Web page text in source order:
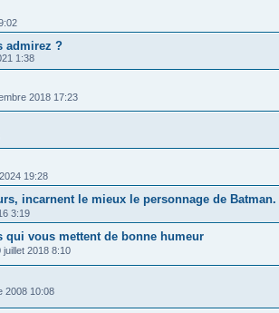
admirez ?
1:38
2018 17:23
19:28
incarnent le mieux le personnage de Batman.
3:19
qui vous mettent de bonne humeur
juillet 2018 8:10
2008 10:08